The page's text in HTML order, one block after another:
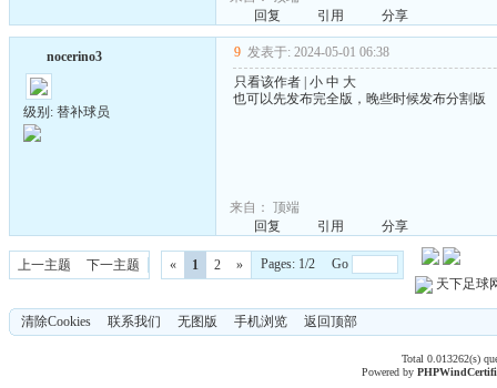
回复
引用 分享
nocerino3
级别: 替补球员
9 发表于: 2024-05-01 06:38
只看该作者 小 中 大
也可以先发布完全版，晚些时候发布分割版
来自： 顶端
回复
引用 分享
上一主题 下一主题 « 1 2 »
Pages: 1/2 Go
天下足球
清除Cookies 联系我们 无图版 手机浏览 返回顶部
Total 0.013262(s)
Powered byPHPWind